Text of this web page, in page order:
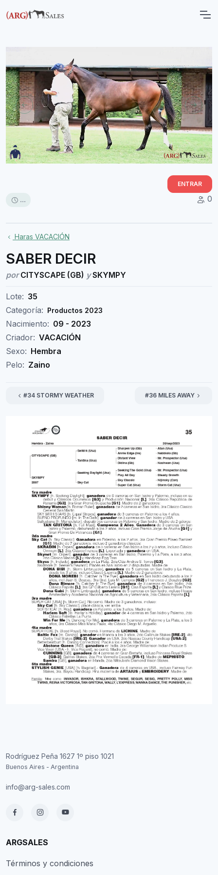
ENTRAR
... 0
Haras VACACIÓN
SABER DECIR
porCITYSCAPE (GB) ySKYMPY
Lote: 35
Categoría: Productos 2023
Nacimiento: 09 - 2023
Criador: VACACIÓN
Sexo: Hembra
Pelo: Zaino
#34 STORMY WEATHER #36 MILES AWAY
Rodríguez Peña 1627 1º piso 1021
Buenos Aires - Argentina
info@arg-sales.com
ARGSALES
Términos y condiciones